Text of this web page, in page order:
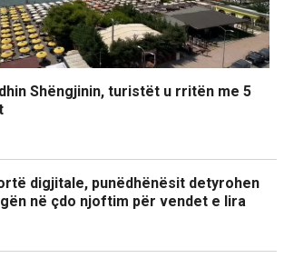
Shëngjinin, turistët u rritën me 5
digjitale, punëdhënësit detyrohen
në çdo njoftim për vendet e lira